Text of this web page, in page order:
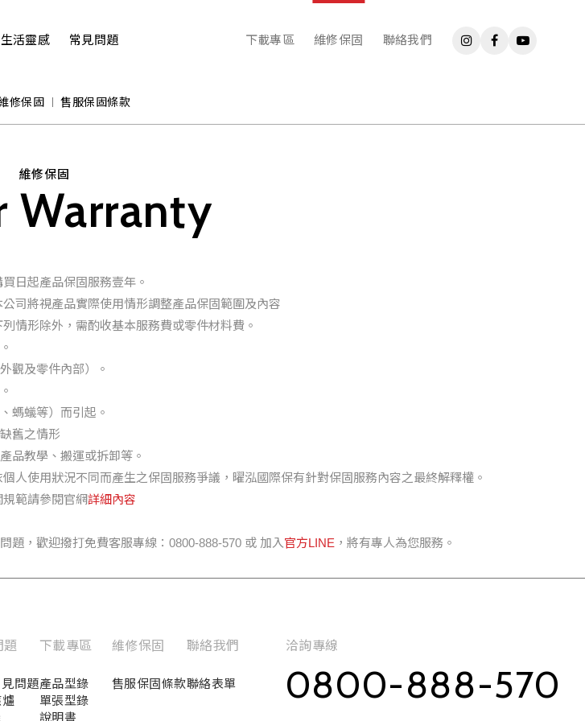
生活靈感 常見問題 下載專區 維修保固 聯絡我們
修保固 售服保固條款
維修保固
Warranty
日起產品保固服務壹年。
司將視產品實際使用情形調整產品保固範圍及內容
情形除外，需酌收基本服務費或零件材料費。
觀及零件內部）。
螞蟻等）而引起。
舊之情形
品教學、搬運或拆卸等。
人使用狀況不同而產生之保固服務爭議，曜泓國際保有針對保固服務內容之最終解釋權。
範請參閱官網詳細內容
，歡迎撥打免費客服專線：0800-888-570 或 加入官方LINE ，將有專人為您服務。
題
問題
下載專區
產品型錄
單張型錄
說明書
維修保固
售服保固條款
聯絡我們
聯絡表單
洽詢專線
0800-888-570